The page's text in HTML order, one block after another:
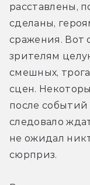
расставлены,
сделаны,
сражения. Вот
зрителям
смешных,
сцен.
после событий
следовало
не ожидал
сюрприз.